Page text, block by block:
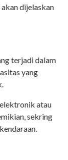
dijelaskan
terjadi dalam
yang
atau
sekring